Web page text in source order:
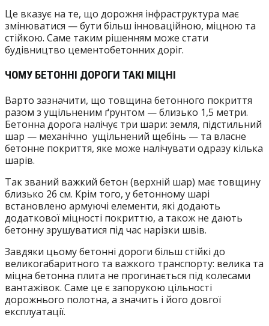
Це вказує на те, що дорожня інфраструктура має
змінюватися — бути більш інноваційною, міцною та
стійкою. Саме таким рішенням може стати
будівництво цементобетонних доріг.
ЧОМУ БЕТОННІ ДОРОГИ ТАКІ МІЦНІ
Варто зазначити, що товщина бетонного покриття
разом з ущільненим ґрунтом — близько 1,5 метри.
Бетонна дорога налічує три шари: земля, підстильний
шар — механічно ущільнений щебінь — та власне
бетонне покриття, яке може налічувати одразу кілька
шарів.
Так званий важкий бетон (верхній шар) має товщину
близько 26 см. Крім того, у бетонному шарі
встановлено армуючі елементи, які додають
додаткової міцності покриттю, а також не дають
бетонну зрушуватися під час нарізки швів.
Завдяки цьому бетонні дороги більш стійкі до
великогабаритного та важкого транспорту: велика та
міцна бетонна плита не прогинається під колесами
вантажівок. Саме це є запорукою цільності
дорожнього полотна, а значить і його довгої
експлуатації.